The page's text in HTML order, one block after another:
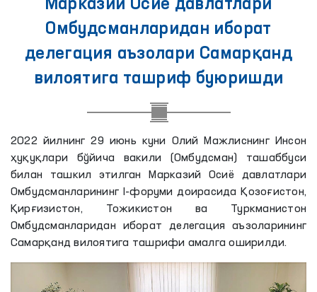
Марказий Осиё давлатлари
Омбудсманларидан иборат
делегация аъзолари Самарқанд
вилоятига ташриф буюришди
2022 йилнинг 29 июнь куни Олий Мажлиснинг Инсон
ҳуқуқлари бўйича вакили (Омбудсман) ташаббуси
билан ташкил этилган Марказий Осиё давлатлари
Омбудсманларининг I-форуми доирасида Қозоғистон,
Қирғизистон, Тожикистон ва Туркманистон
Омбудсманларидан иборат делегация аъзоларининг
Самарқанд вилоятига ташрифи амалга оширилди.